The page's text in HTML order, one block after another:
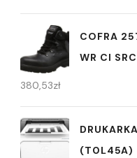
COFRA
WR CI
380,53zł
(T0L45A)